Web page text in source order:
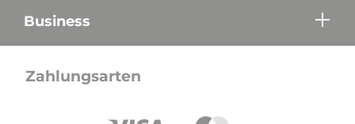
Business
Zahlungsarten